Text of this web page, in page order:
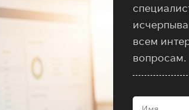
всем
вопросам.